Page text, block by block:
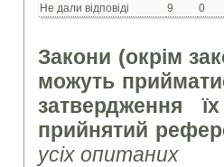
Не дали відповіді
9 0
Закони (окрім
можуть
затвердження
прийнятий
усіх опитаних